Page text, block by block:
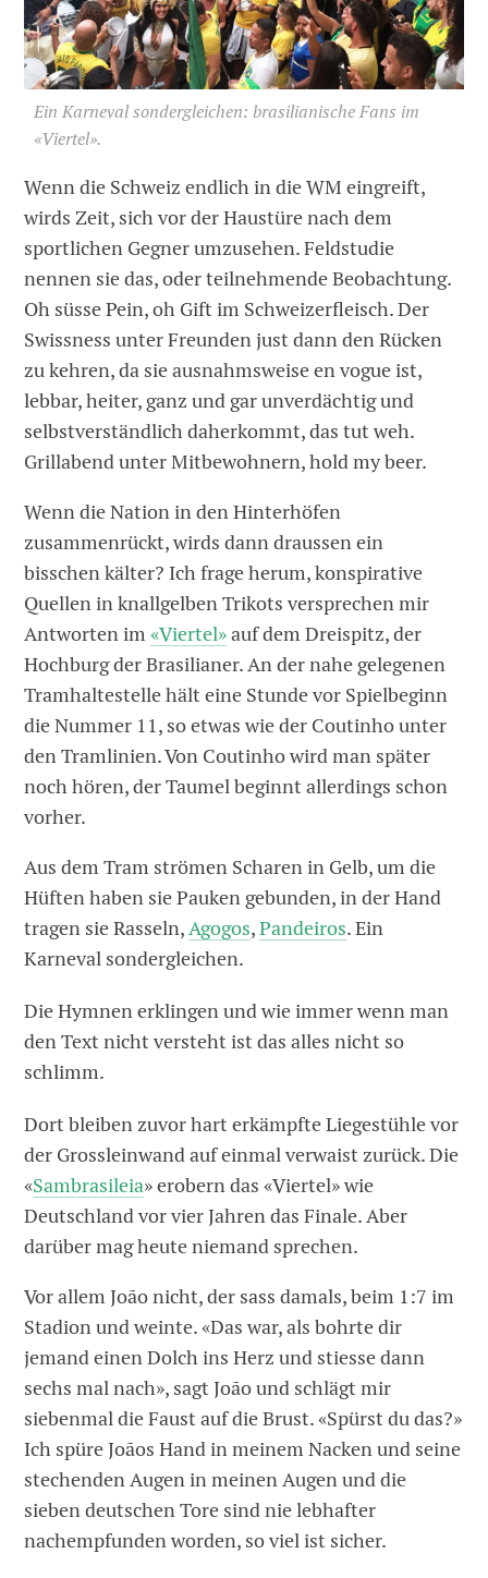
Ein Karneval sondergleichen: brasilianische Fans im
«Viertel».
Wenn die Schweiz endlich in die WM eingreift,
wirds Zeit, sich vor der Haustüre nach dem
sportlichen Gegner umzusehen. Feldstudie
nennen sie das, oder teilnehmende Beobachtung.
Oh süsse Pein, oh Gift im Schweizerfleisch. Der
Swissness unter Freunden just dann den Rücken
zu kehren, da sie ausnahmsweise en vogue ist,
lebbar, heiter, ganz und gar unverdächtig und
selbstverständlich daherkommt, das tut weh.
Grillabend unter Mitbewohnern, hold my beer.
Wenn die Nation in den Hinterhöfen
zusammenrückt, wirds dann draussen ein
bisschen kälter? Ich frage herum, konspirative
Quellen in knallgelben Trikots versprechen mir
Antworten im«Viertel»auf dem Dreispitz, der
Hochburg der Brasilianer. An der nahe gelegenen
Tramhaltestelle hält eine Stunde vor Spielbeginn
die Nummer 11, so etwas wie der Coutinho unter
den Tramlinien. Von Coutinho wird man später
noch hören, der Taumel beginnt allerdings schon
vorher.
Aus dem Tram strömen Scharen in Gelb, um die
Hüften haben sie Pauken gebunden, in der Hand
tragen sie Rasseln,Agogos,Pandeiros. Ein
Karneval sondergleichen.
Die Hymnen erklingen und wie immer wenn man
den Text nicht versteht ist das alles nicht so
schlimm.
Dort bleiben zuvor hart erkämpfte Liegestühle vor
der Grossleinwand auf einmal verwaist zurück. Die
«Sambrasileia» erobern das «Viertel» wie
Deutschland vor vier Jahren das Finale. Aber
darüber mag heute niemand sprechen.
Vor allem João nicht, der sass damals, beim 1:7 im
Stadion und weinte. «Das war, als bohrte dir
jemand einen Dolch ins Herz und stiesse dann
sechs mal nach», sagt João und schlägt mir
siebenmal die Faust auf die Brust. «Spürst du das?»
Ich spüre Joãos Hand in meinem Nacken und seine
stechenden Augen in meinen Augen und die
sieben deutschen Tore sind nie lebhafter
nachempfunden worden, so viel ist sicher.